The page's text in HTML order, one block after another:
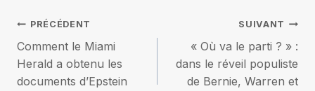
Navigation
de
PRÉCÉDENT
Comment le Miami
Herald a obtenu les
documents d’Epstein
SUIVANT
« Où va le parti ? » :
dans le réveil populiste
de Bernie, Warren et